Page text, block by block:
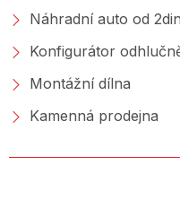
Náhradní auto od
Konfigurátor
Montážní dílna
Kamenná prodejna